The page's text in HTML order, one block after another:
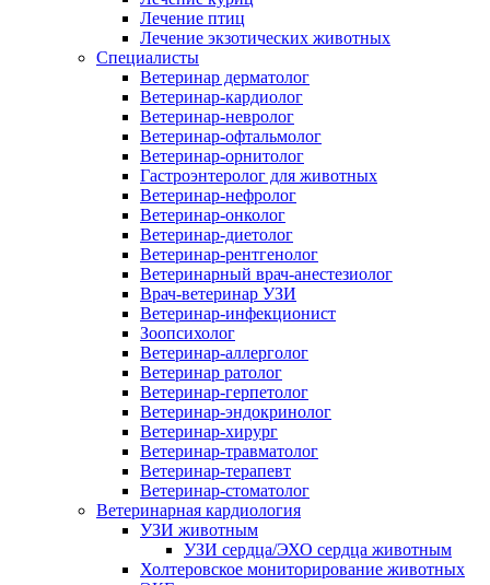
Лечение птиц
Лечение экзотических животных
Специалисты
Ветеринар дерматолог
Ветеринар-кардиолог
Ветеринар-невролог
Ветеринар-офтальмолог
Ветеринар-орнитолог
Гастроэнтеролог для животных
Ветеринар-нефролог
Ветеринар-онколог
Ветеринар-диетолог
Ветеринар-рентгенолог
Ветеринарный врач-анестезиолог
Врач-ветеринар УЗИ
Ветеринар-инфекционист
Зоопсихолог
Ветеринар-аллерголог
Ветеринар ратолог
Ветеринар-герпетолог
Ветеринар-эндокринолог
Ветеринар-хирург
Ветеринар-травматолог
Ветеринар-терапевт
Ветеринар-стоматолог
Ветеринарная кардиология
УЗИ животным
УЗИ сердца/ЭХО сердца животным
Холтеровское мониторирование животных